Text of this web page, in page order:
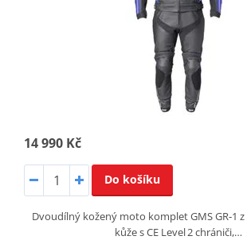
14 990 Kč
Do košíku
Dvoudílný kožený moto komplet GMS GR‑1
kůže s CE Level 2 chrániči,…